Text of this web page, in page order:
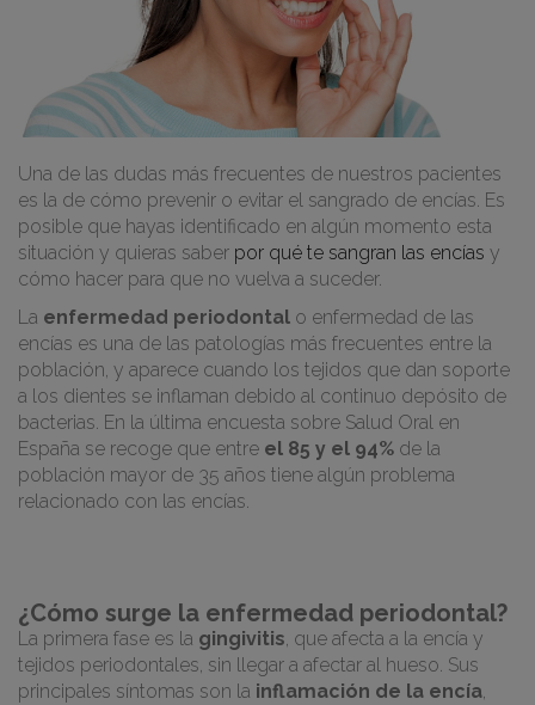
Una de las dudas más frecuentes de nuestros pacientes
es la de cómo prevenir o evitar el sangrado de encías. Es
posible que hayas identificado en algún momento esta
situación y quieras saber por qué te sangran las encías y
cómo hacer para que no vuelva a suceder.
La enfermedad periodontal o enfermedad de las
encías es una de las patologías más frecuentes entre la
población, y aparece cuando los tejidos que dan soporte
a los dientes se inflaman debido al continuo depósito de
bacterias. En la última encuesta sobre Salud Oral en
España se recoge que entre el 85 y el 94% de la
población mayor de 35 años tiene algún problema
relacionado con las encías.
¿Cómo surge la enfermedad periodontal?
La primera fase es la gingivitis, que afecta a la encía y
tejidos periodontales, sin llegar a afectar al hueso. Sus
principales síntomas son la inflamación de la encía,